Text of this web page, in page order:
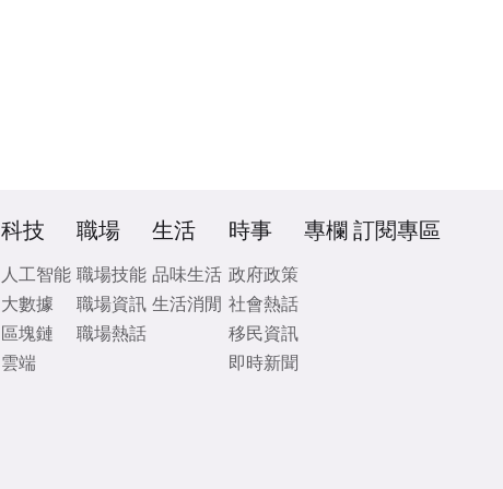
科技
人工智能
大數據
區塊鏈
雲端
職場
職場技能
職場資訊
職場熱話
生活
品味生活
生活消閒
時事
政府政策
社會熱話
移民資訊
即時新聞
專欄 訂閱專區